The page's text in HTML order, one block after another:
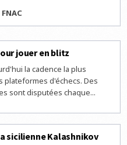
jouer en blitz
la cadence la plus
plateformes d'échecs. Des
sont disputées chaque...
sicilienne Kalashnikov